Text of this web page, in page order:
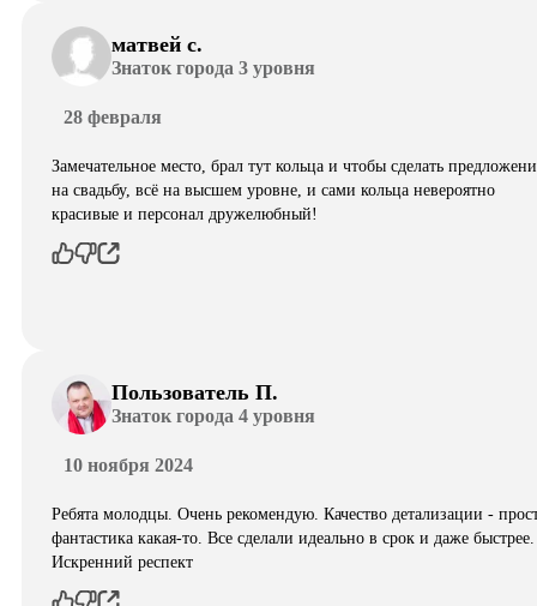
матвей с.
Знаток города 3 уровня
28 февраля
Замечательное место, брал тут кольца и чтобы сделать
на свадьбу, всё на высшем уровне, и сами кольца невероятно
красивые и персонал дружелюбный!
Пользователь П.
Знаток города 4 уровня
10 ноября 2024
Ребята молодцы. Очень рекомендую. Качество детализации -
фантастика какая-то. Все сделали идеально в срок и даже быстрее.
Искренний респект